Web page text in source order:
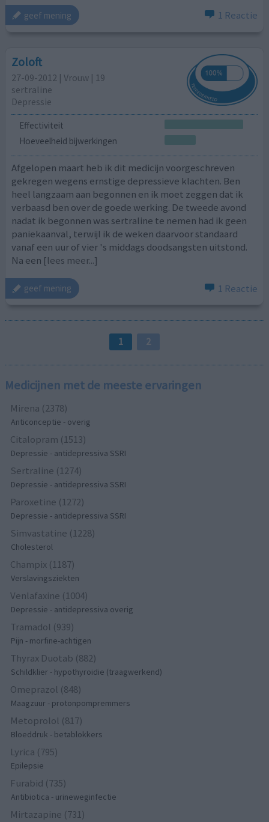
geef mening 1 Reactie
Zoloft
27-09-2012 | Vrouw | 19
sertraline
Depressie
Effectiviteit
Hoeveelheid bijwerkingen
Afgelopen maart heb ik dit medicijn voorgeschreven
gekregen wegens ernstige depressieve klachten. Ben
heel langzaam aan begonnen en ik moet zeggen dat ik
verbaasd ben over de goede werking. De tweede avond
nadat ik begonnen was sertraline te nemen had ik geen
paniekaanval, terwijl ik de weken daarvoor standaard
vanaf een uur of vier 's middags doodsangsten uitstond.
Na een [lees meer...]
geef mening 1 Reactie
1 2
Medicijnen met de meeste ervaringen
Mirena (2378)
Anticonceptie - overig
Citalopram (1513)
Depressie - antidepressiva SSRI
Sertraline (1274)
Depressie - antidepressiva SSRI
Paroxetine (1272)
Depressie - antidepressiva SSRI
Simvastatine (1228)
Cholesterol
Champix (1187)
Verslavingsziekten
Venlafaxine (1004)
Depressie - antidepressiva overig
Tramadol (939)
Pijn - morfine-achtigen
Thyrax Duotab (882)
Schildklier - hypothyroidie (traagwerkend)
Omeprazol (848)
Maagzuur - protonpompremmers
Metoprolol (817)
Bloeddruk - betablokkers
Lyrica (795)
Epilepsie
Furabid (735)
Antibiotica - urineweginfectie
Mirtazapine (731)